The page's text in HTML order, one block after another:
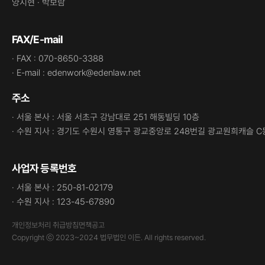
양지현 · 박보람
FAX/E-mail
· FAX : 070-8650-3388
· E-mail : edenwork@edenlaw.net
주소
· 서울 본사 : 서울 서초구 강남대로 251 해동빌딩 10층
· 수원 지사 : 경기도 수원시 영통구 광교중앙로 248번길 광교원희캐슬
사업자 등록번호
· 서울 본사 : 250-81-02179
· 수원 지사 : 123-45-67890
개인정보처리 취급방침면책공고
Copyright ⓒ 2023~2024 법무법인 이든. All rights reserved.